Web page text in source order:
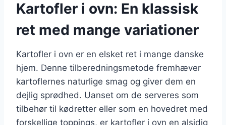
Kartofler i ovn: En klassisk
ret med mange variationer
Kartofler i ovn er en elsket ret i mange danske
hjem. Denne tilberedningsmetode fremhæver
kartoflernes naturlige smag og giver dem en
dejlig sprødhed. Uanset om de serveres som
tilbehør til kødretter eller som en hovedret med
forskellige toppings, er kartofler i ovn en alsidig